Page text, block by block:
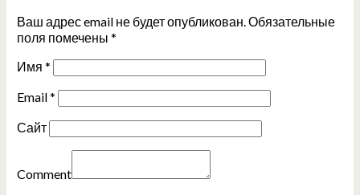
Ваш адрес email не будет опубликован.Обязательные
поля помечены *
Имя *
Email*
Сайт
Comment